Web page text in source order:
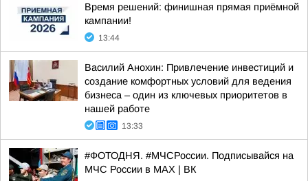
Время решений: финишная прямая приёмной
кампании!
13:44
Василий Анохин: Привлечение инвестиций и
создание комфортных условий для ведения
бизнеса – один из ключевых приоритетов в
нашей работе
13:33
#ФОТОДНЯ. #МЧСРоссии. Подписывайся на
МЧС России в MAX | ВК